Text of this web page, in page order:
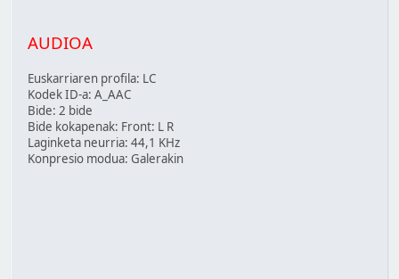
AUDIOA
Euskarriaren profila: LC
Kodek ID-a: A_AAC
Bide: 2 bide
Bide kokapenak: Front: L R
Laginketa neurria: 44,1 KHz
Konpresio modua: Galerakin